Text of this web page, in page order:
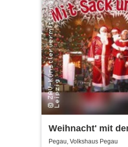
Weihnacht' mit
Holzhäuser
Pegau, Volkshaus Pegau